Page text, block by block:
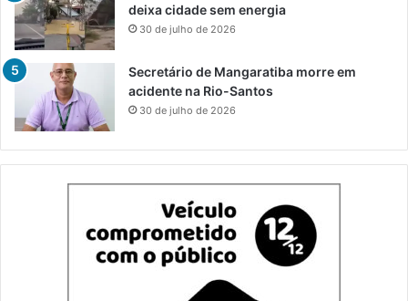
deixa cidade sem energia
30 de julho de 2026
Secretário de Mangaratiba morre em
acidente na Rio-Santos
30 de julho de 2026